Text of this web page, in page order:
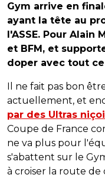
Gym arrive en
ayant la tête au
l'ASSE. Pour
et BFM, et
doper avec tout
Il ne fait pas bon
actuellement, et
par des Ultras
Coupe de France
ne va plus pour
s'abattent sur le
à croiser la route de